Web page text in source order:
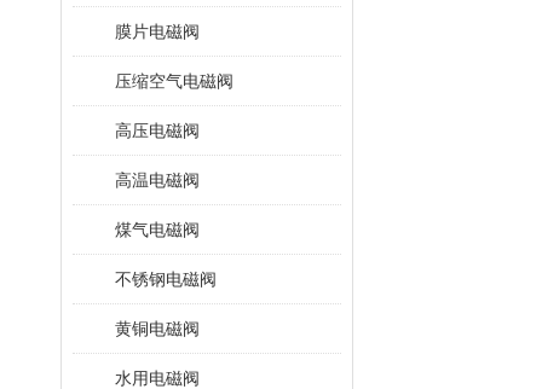
膜片电磁阀
压缩空气电磁阀
高压电磁阀
高温电磁阀
煤气电磁阀
不锈钢电磁阀
黄铜电磁阀
水用电磁阀